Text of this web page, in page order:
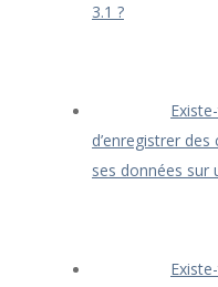
3.1 ?
d’enregistrer
ses données sur